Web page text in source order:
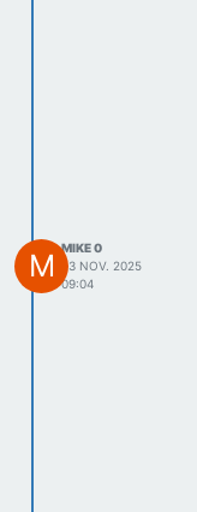
M MIKE 0
23 NOV. 2025
09:04